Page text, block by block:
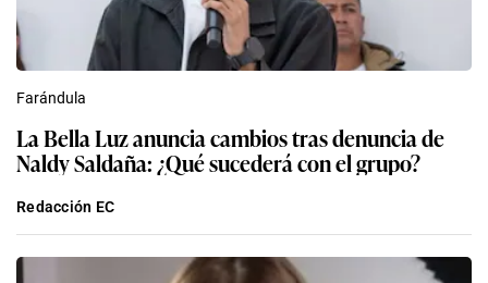
Farándula
La Bella Luz anuncia cambios tras denuncia de
Naldy Saldaña: ¿Qué sucederá con el grupo?
Redacción EC